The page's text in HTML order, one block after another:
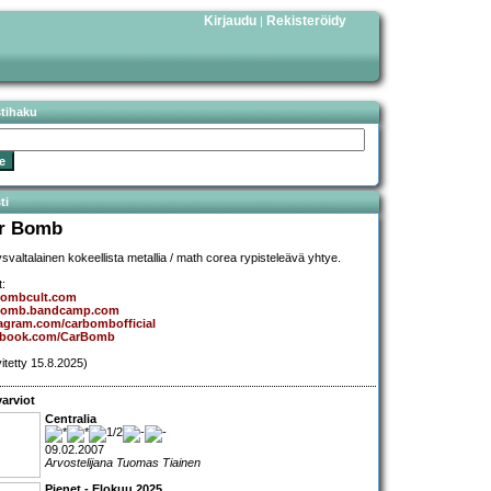
Kirjaudu | Rekisteröidy
Bomb
kokeellista metallia / math corea rypisteleävä yhtye.
carbombofficial
CarBomb
15.8.2025)
Centralia
09.02.2007
Arvostelijana Tuomas Tiainen